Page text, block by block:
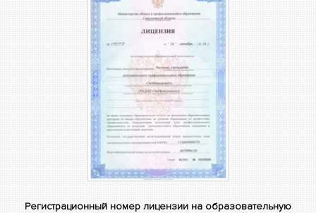
Регистрационный номер лицензии на образовательную